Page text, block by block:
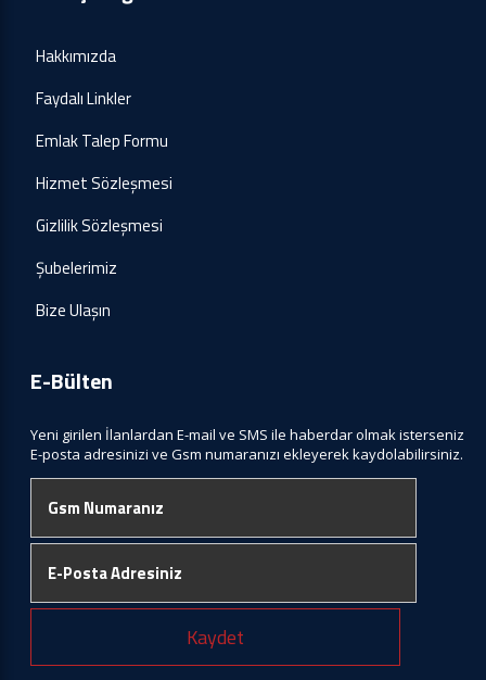
Hakkımızda
Faydalı Linkler
Emlak Talep Formu
Hizmet Sözleşmesi
Gizlilik Sözleşmesi
Şubelerimiz
Bize Ulaşın
E-Bülten
Yeni girilen İlanlardan E-mail ve SMS ile haberdar olmak isterseniz
E-posta adresinizi ve Gsm numaranızı ekleyerek kaydolabilirsiniz.
Kaydet